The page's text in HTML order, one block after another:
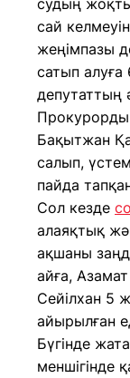
судың
сай
жеңімпазы
сатып алуға
депутаттың
Бақытжан
салып,
пайда
Сол кезде
алаяқтық
ақшаны
айға,
Сейілхан 5
айырылған
Бүгінде
меншігінде